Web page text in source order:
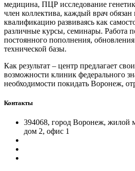
медицина, ПЦР исследование
член коллектива, каждый врач
квалификацию развиваясь как
различные курсы, семинары. Работа
постоянного пополнения,
технической базы.
Как результат – центр предлагает
возможности клиник федерального
необходимости покидать Воронеж,
Контакты
394068, город Воронеж, жилой
дом 2, офис 1